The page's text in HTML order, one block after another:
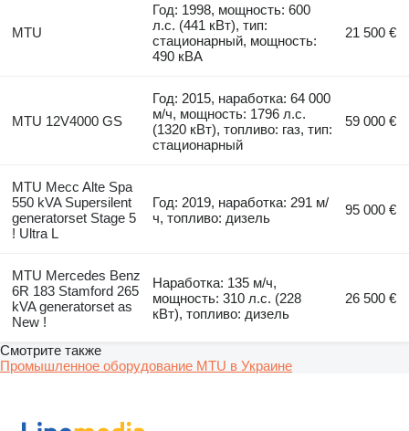
MTU
Год: 1998, мощность: 600
л.с. (441 кВт), тип:
стационарный, мощность:
490 кВА
21 500 €
MTU 12V4000 GS
Год: 2015, наработка: 64 000
м/ч, мощность: 1796 л.с.
(1320 кВт), топливо: газ, тип:
стационарный
59 000 €
MTU Mecc Alte Spa
550 kVA Supersilent
generatorset Stage 5
! Ultra L
Год: 2019, наработка: 291 м/
ч, топливо: дизель
95 000 €
MTU Mercedes Benz
6R 183 Stamford 265
kVA generatorset as
New !
Наработка: 135 м/ч,
мощность: 310 л.с. (228
кВт), топливо: дизель
26 500 €
Смотрите также
Промышленное оборудование MTU в Украине